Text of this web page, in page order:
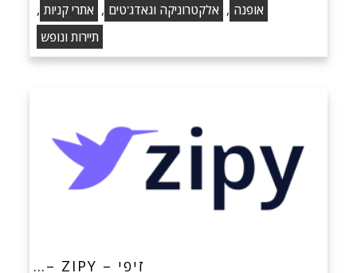
אופנה , אלקטרוניקה וגאדג'טים , אתרי קניות ,
תיירות ונופש
זיפי – ZIPY –…